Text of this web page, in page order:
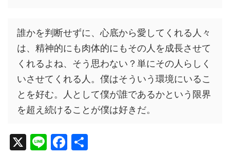
誰かを判断せずに、心底から愛してくれる人々
は、精神的にも肉体的にもその人を成長させて
くれるよね、そう思わない？単にその人らしく
いさせてくれる人。僕はそういう環境にいるこ
とを好む。人として僕が誰であるかという限界
を超え続けることが僕は好きだ。
X
Li F